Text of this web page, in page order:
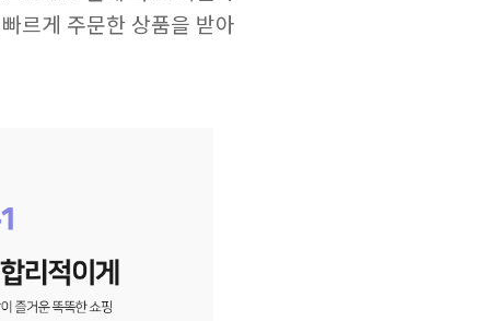
르게 주문한 상품을 받아